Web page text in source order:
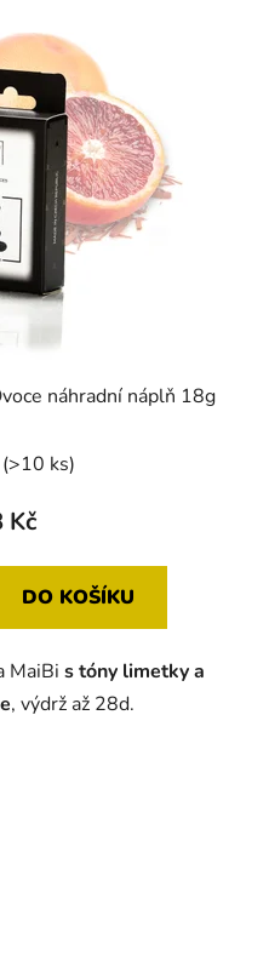
náhradní náplň 18g
(>10 ks)
Kč
DO KOŠÍKU
MaiBi s tóny limetky a
, výdrž až 28d.